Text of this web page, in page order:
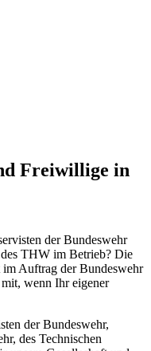
Freiwillige in
der Bundeswehr
THW im Betrieb? Die
Auftrag der Bundeswehr
wenn Ihr eigener
der Bundeswehr,
des Technischen